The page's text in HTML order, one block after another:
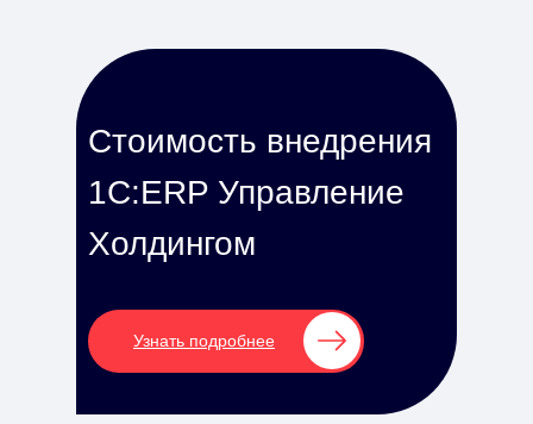
Узнать подробнее
Стоимость внедрения
1С:ERP Управление
Холдингом